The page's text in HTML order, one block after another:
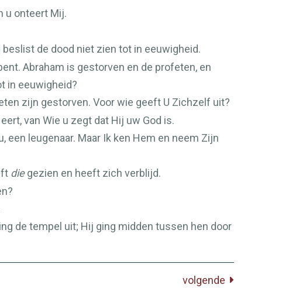
u onteert Mij.
de dood niet zien tot in eeuwigheid.
Abraham is gestorven en de profeten, en
in eeuwigheid?
zijn gestorven. Voor wie geeft U Zichzelf uit?
van Wie u zegt dat Hij uw God is.
een leugenaar. Maar Ik ken Hem en neem Zijn
diegezien en heeft zich verblijd.
de tempel uit; Hij ging midden tussen hen door
volgende